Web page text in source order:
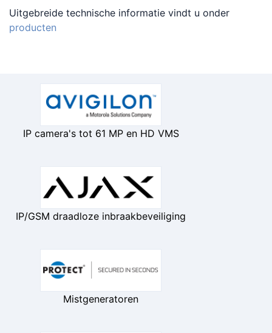
Uitgebreide technische informatie vindt u onder
producten
IP camera's tot 61 MP en HD VMS
IP/GSM draadloze inbraakbeveiliging
Mistgeneratoren